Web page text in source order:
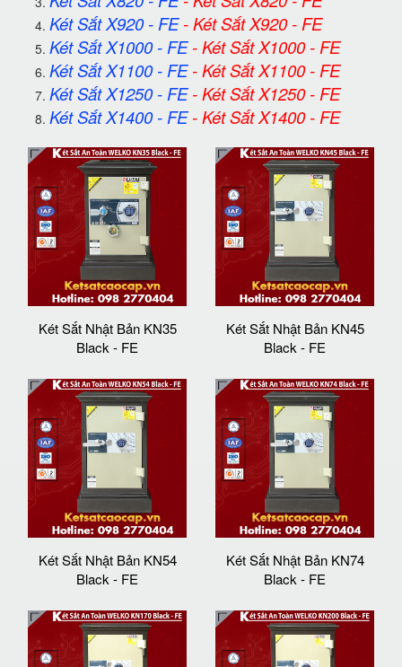
Két Sắt X920 - FE-Két Sắt X920 - FE
Két Sắt X1000 - FE-Két Sắt X1000 - FE
Két Sắt X1100 - FE-Két Sắt X1100 - FE
Két Sắt X1250 - FE-Két Sắt X1250 - FE
Két Sắt X1400 - FE-Két Sắt X1400 - FE
Két Sắt Nhật Bản KN35
Black - FE
Két Sắt Nhật Bản KN45
Black - FE
Két Sắt Nhật Bản KN54
Black - FE
Két Sắt Nhật Bản KN74
Black - FE